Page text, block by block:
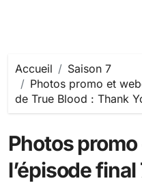
Accueil
Saison 7
Photos promo et
de True Blood : Thank
Photos
l’épisode